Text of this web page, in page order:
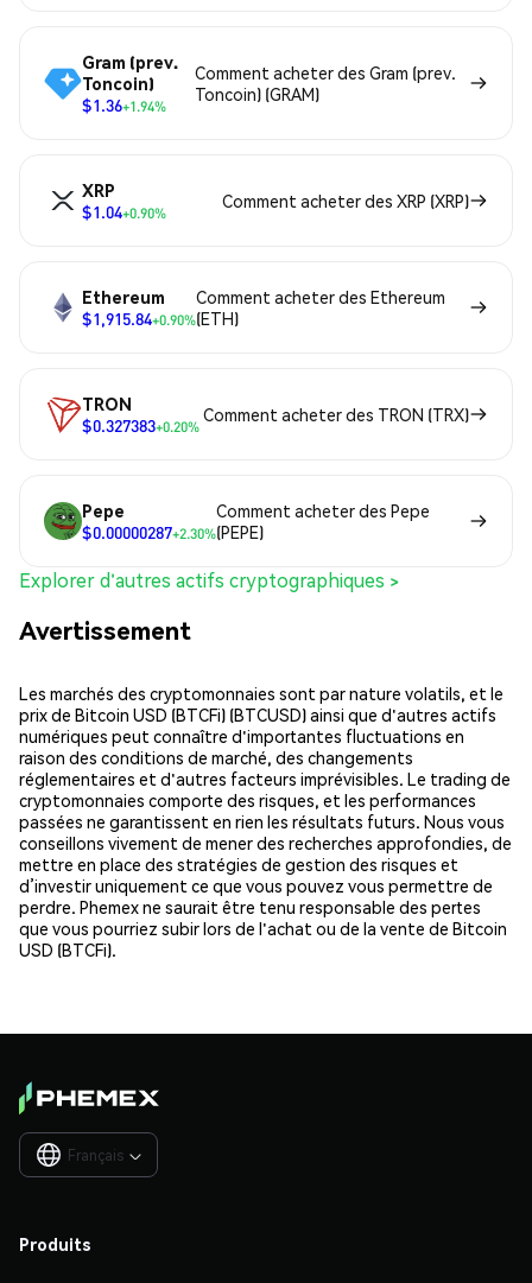
Gram (prev.
Toncoin)
$1.36+1.94%
Comment acheter des Gram (prev.
Toncoin) (GRAM)
XRP
$1.04+0.90%
Comment acheter des XRP (XRP)
Ethereum
$1,915.84+0.90%
Comment acheter des Ethereum
(ETH)
TRON
$0.327383+0.20%
Comment acheter des TRON (TRX)
Pepe
$0.00000287+2.30%
Comment acheter des Pepe
(PEPE)
Explorer d'autres actifs cryptographiques >
Avertissement
Les marchés des cryptomonnaies sont par nature volatils, et le
prix de Bitcoin USD (BTCFi) (BTCUSD) ainsi que d'autres actifs
numériques peut connaître d'importantes fluctuations en
raison des conditions de marché, des changements
réglementaires et d'autres facteurs imprévisibles. Le trading de
cryptomonnaies comporte des risques, et les performances
passées ne garantissent en rien les résultats futurs. Nous vous
conseillons vivement de mener des recherches approfondies, de
mettre en place des stratégies de gestion des risques et
d’investir uniquement ce que vous pouvez vous permettre de
perdre. Phemex ne saurait être tenu responsable des pertes
que vous pourriez subir lors de l'achat ou de la vente de Bitcoin
USD (BTCFi).
Français 
Produits